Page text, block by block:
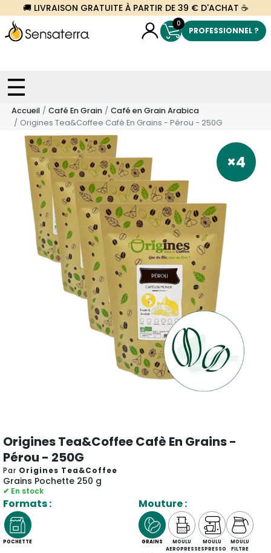
🚚 LIVRAISON GRATUITE À PARTIR DE 39 € D'ACHAT ☕
0
PROFESSIONNEL ?
Accueil Café En Grain
Café en Grain Arabica
Origines Tea&Coffee Cafè En Grains - Pérou - 250G
×4
Origines Tea&Coffee Cafè En Grains -
Pérou - 250G
Par Origines Tea&Coffee
Grains Pochette 250 g
✔ En stock
Formats :
POCHETTE
Mouture :
GRAINS
MOULU
AEROPRESS
MOULU
ESPRESSO
MOULU
FILTRE